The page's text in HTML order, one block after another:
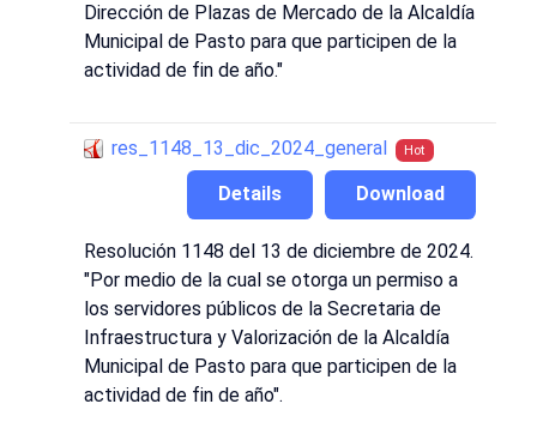
Dirección de Plazas de Mercado de la Alcaldía
Municipal de Pasto para que participen de la
actividad de fin de año."
res_1148_13_dic_2024_general Hot
Download
Details
Resolución 1148 del 13 de diciembre de 2024.
"Por medio de la cual se otorga un permiso a
los servidores públicos de la Secretaria de
Infraestructura y Valorización de la Alcaldía
Municipal de Pasto para que participen de la
actividad de fin de año".